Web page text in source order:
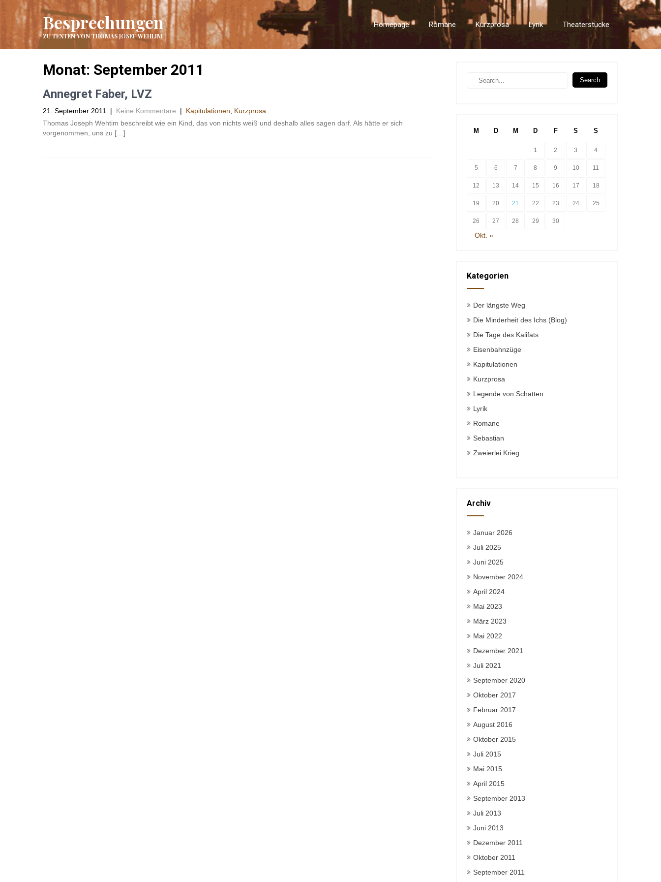
Besprechungen
ZU TEXTEN VON THOMAS JOSEF WEHLIM
Homepage Romane Kurzprosa Lyrik Theaterstücke
Monat: September 2011
Annegret Faber, LVZ
21. September 2011 | Keine Kommentare | Kapitulationen
Kurzprosa
Thomas Joseph Wehtim beschreibt wie ein Kind, das von nichts weiß und deshalb alles sagen darf. Als hätte er sich
vorgenommen, uns zu […]
M D M D F S S
1 2 3 4
5 6 7 8 9 10 11
12 13 14 15 16 17 18
19 20 21 22 23 24 25
26 27 28 29 30
Okt. »
Kategorien
Der längste Weg
Die Minderheit des Ichs (Blog)
Die Tage des Kalifats
Eisenbahnzüge
Kapitulationen
Kurzprosa
Legende von Schatten
Lyrik
Romane
Sebastian
Zweierlei Krieg
Archiv
Januar 2026
Juli 2025
Juni 2025
November 2024
April 2024
Mai 2023
März 2023
Mai 2022
Dezember 2021
Juli 2021
September 2020
Oktober 2017
Februar 2017
August 2016
Oktober 2015
Juli 2015
Mai 2015
April 2015
September 2013
Juli 2013
Juni 2013
Dezember 2011
Oktober 2011
September 2011